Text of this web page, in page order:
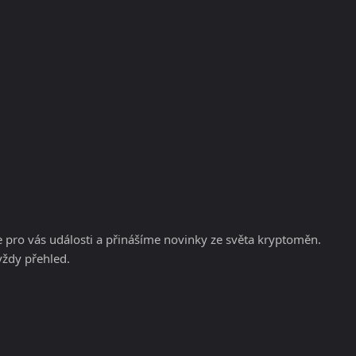
vás události a přinášíme novinky ze světa kryptoměn.
přehled.